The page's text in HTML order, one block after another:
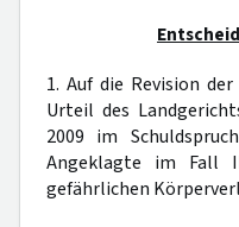
1. Auf die Revision
Urteil des
2009 im
Angeklagte im Fall
gefährlichen